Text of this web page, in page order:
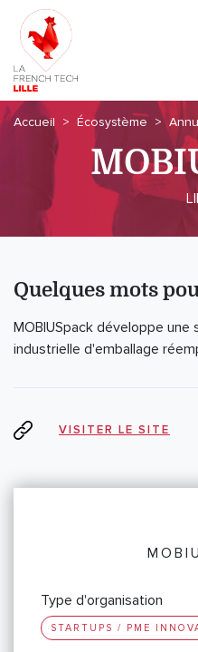
Accueil Écosystème
Quelques mots
MOBIUSpack développe
industrielle d'emballage
VISITER LE SITE
Type d'organisation
STARTUPS / PME